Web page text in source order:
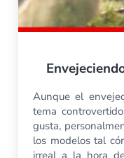
Aunque el
tema
gusta,
los modelos tal